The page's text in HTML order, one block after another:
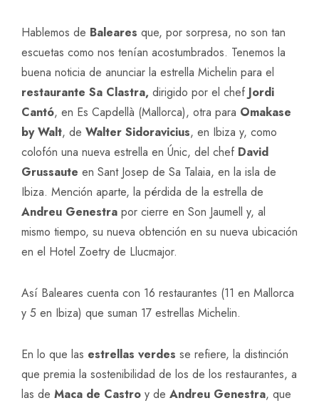
Hablemos de Baleares que, por sorpresa, no son tan
escuetas como nos tenían acostumbrados. Tenemos la
buena noticia de anunciar la estrella Michelin para el
restaurante Sa Clastra, dirigido por el chef Jordi
Cantó, en Es Capdellà (Mallorca), otra para Omakase
by Walt, de Walter Sidoravicius, en Ibiza y, como
colofón una nueva estrella en Únic, del chef David
Grussaute en Sant Josep de Sa Talaia, en la isla de
Ibiza. Mención aparte, la pérdida de la estrella de
Andreu Genestra por cierre en Son Jaumell y, al
mismo tiempo, su nueva obtención en su nueva ubicación
en el Hotel Zoetry de Llucmajor.
Así Baleares cuenta con 16 restaurantes (11 en Mallorca
y 5 en Ibiza) que suman 17 estrellas Michelin.
En lo que las estrellas verdes se refiere, la distinción
que premia la sostenibilidad de los de los restaurantes, a
las de Maca de Castro y de Andreu Genestra, que